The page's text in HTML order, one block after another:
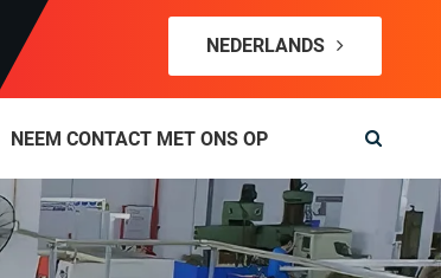
NEDERLANDS
NEEM CONTACT MET ONS OP